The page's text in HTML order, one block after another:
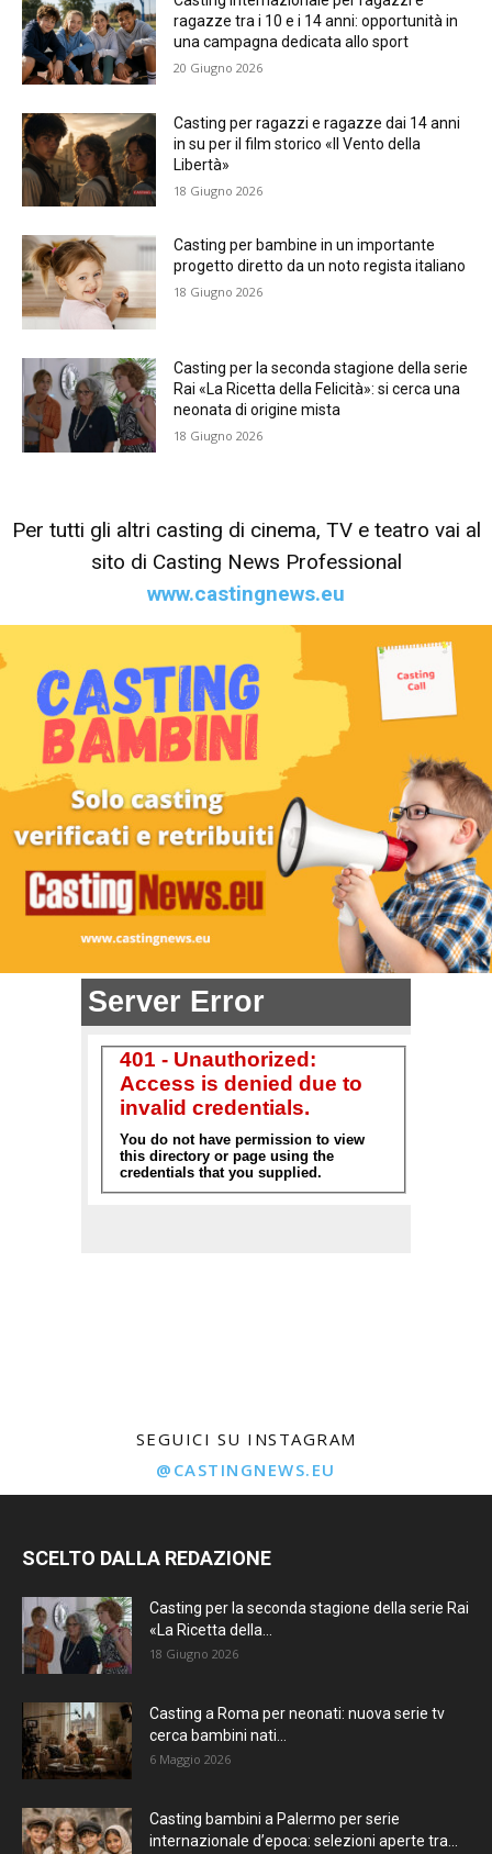
ragazze tra i 10 e i 14 anni: opportunità in
una campagna dedicata allo sport
20 Giugno 2026
Casting per ragazzi e ragazze dai 14 anni
in su per il film storico «Il Vento della
Libertà»
18 Giugno 2026
Casting per bambine in un importante
progetto diretto da un noto regista italiano
18 Giugno 2026
Casting per la seconda stagione della serie
Rai «La Ricetta della Felicità»: si cerca una
neonata di origine mista
18 Giugno 2026
Per tutti gli altri casting di cinema, TV e teatro vai al
sito di Casting News Professional
www.castingnews.eu
SEGUICI SU INSTAGRAM
@CASTINGNEWS.EU
SCELTO DALLA REDAZIONE
Casting per la seconda stagione della serie Rai
«La Ricetta della...
18 Giugno 2026
Casting a Roma per neonati: nuova serie tv
cerca bambini nati...
6 Maggio 2026
Casting bambini a Palermo per serie
internazionale d’epoca: selezioni aperte tra...